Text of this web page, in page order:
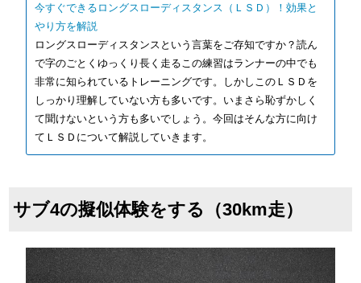
今すぐできるロングスローディスタンス（ＬＳＤ）！効果と
やり方を解説
ロングスローディスタンスという言葉をご存知ですか？読ん
で字のごとくゆっくり長く走るこの練習はランナーの中でも
非常に知られているトレーニングです。しかしこのＬＳＤを
しっかり理解していない方も多いです。いまさら恥ずかしく
て聞けないという方も多いでしょう。今回はそんな方に向け
てＬＳＤについて解説していきます。
サブ4の擬似体験をする（30km走）